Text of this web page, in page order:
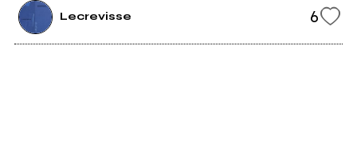
Lecrevisse 6